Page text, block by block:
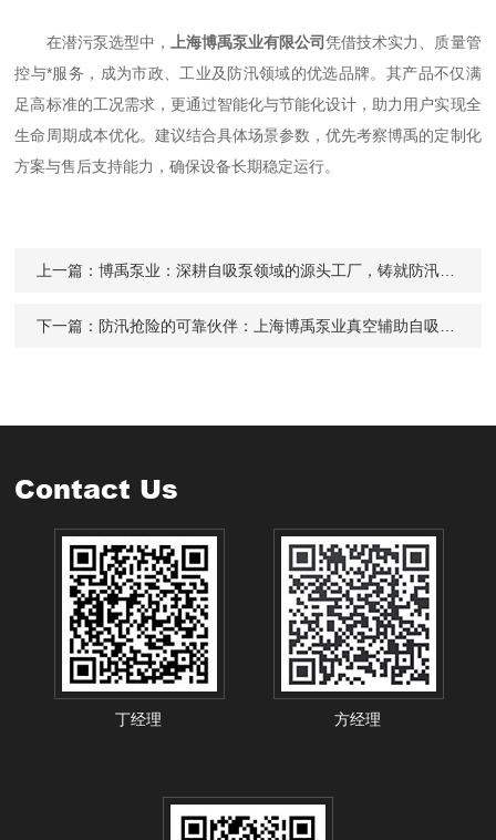
在潜污泵选型中， 上海博禹泵业有限公司凭借技术实力、质量管
控与*服务，成为市政、工业及防汛领域的优选品牌。其产品不仅满
足高标准的工况需求，更通过智能化与节能化设计，助力用户实现全
生命周期成本优化。建议结合具体场景参数，优先考察博禹的定制化
方案与售后支持能力，确保设备长期稳定运行。
上一篇：博禹泵业：深耕自吸泵领域的源头工厂，铸就防汛排涝利器
下一篇： 防汛抢险的可靠伙伴：上海博禹泵业真空辅助自吸泵实战反馈
Contact Us
丁经理 方经理